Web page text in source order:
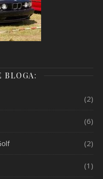
BLOGA:
(2)
(6)
(2)
(1)